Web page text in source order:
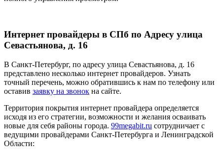
Интернет провайдеры в СПб по Адресу улица
Севастьянова, д. 16
В Санкт-Петербург, по адресу улица Севастьянова, д. 16
представлено несколько интернет провайдеров. Узнать
точный перечень, можно обратившись к нам по телефону или
оставив заявку на звонок на сайте.
Территория покрытия интернет провайдера определяется
исходя из его стратегии, возможности и желания осваивать
новые для себя районы города. 99megabit.ru сотрудничает с
ведущими провайдерами Санкт-Петербурга и Ленинградской
Области: